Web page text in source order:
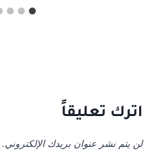
اترك تعليقاً
لن يتم نشر عنوان بريدك الإلكتروني.